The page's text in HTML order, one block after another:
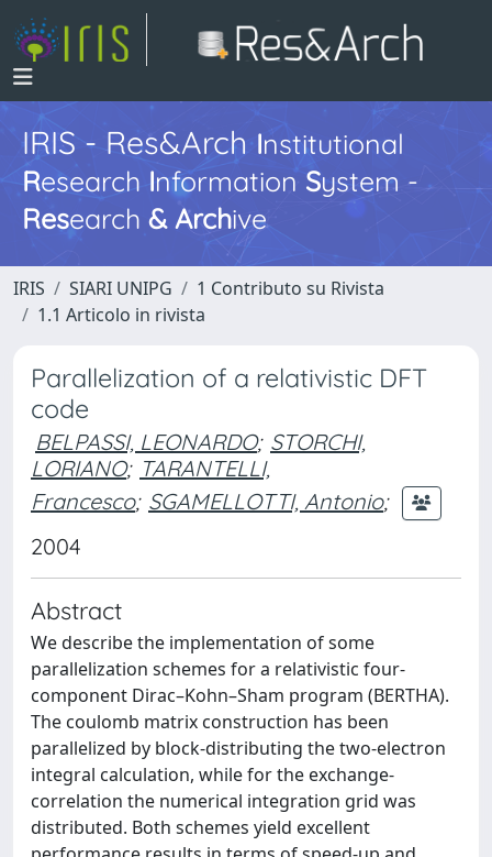
IRIS - Res&ArchInstitutional
Research InformationSystem -
Research & Archive
IRIS SIARI UNIPG
1 Contributo su Rivista
1.1 Articolo in rivista
Parallelization of a relativistic DFT
code
BELPASSI, LEONARDO; STORCHI,
LORIANO; TARANTELLI,
Francesco; SGAMELLOTTI, Antonio;
2004
Abstract
We describe the implementation of some
parallelization schemes for a relativistic four-
component Dirac–Kohn–Sham program (BERTHA).
The coulomb matrix construction has been
parallelized by block-distributing the two-electron
integral calculation, while for the exchange-
correlation the numerical integration grid was
distributed. Both schemes yield excellent